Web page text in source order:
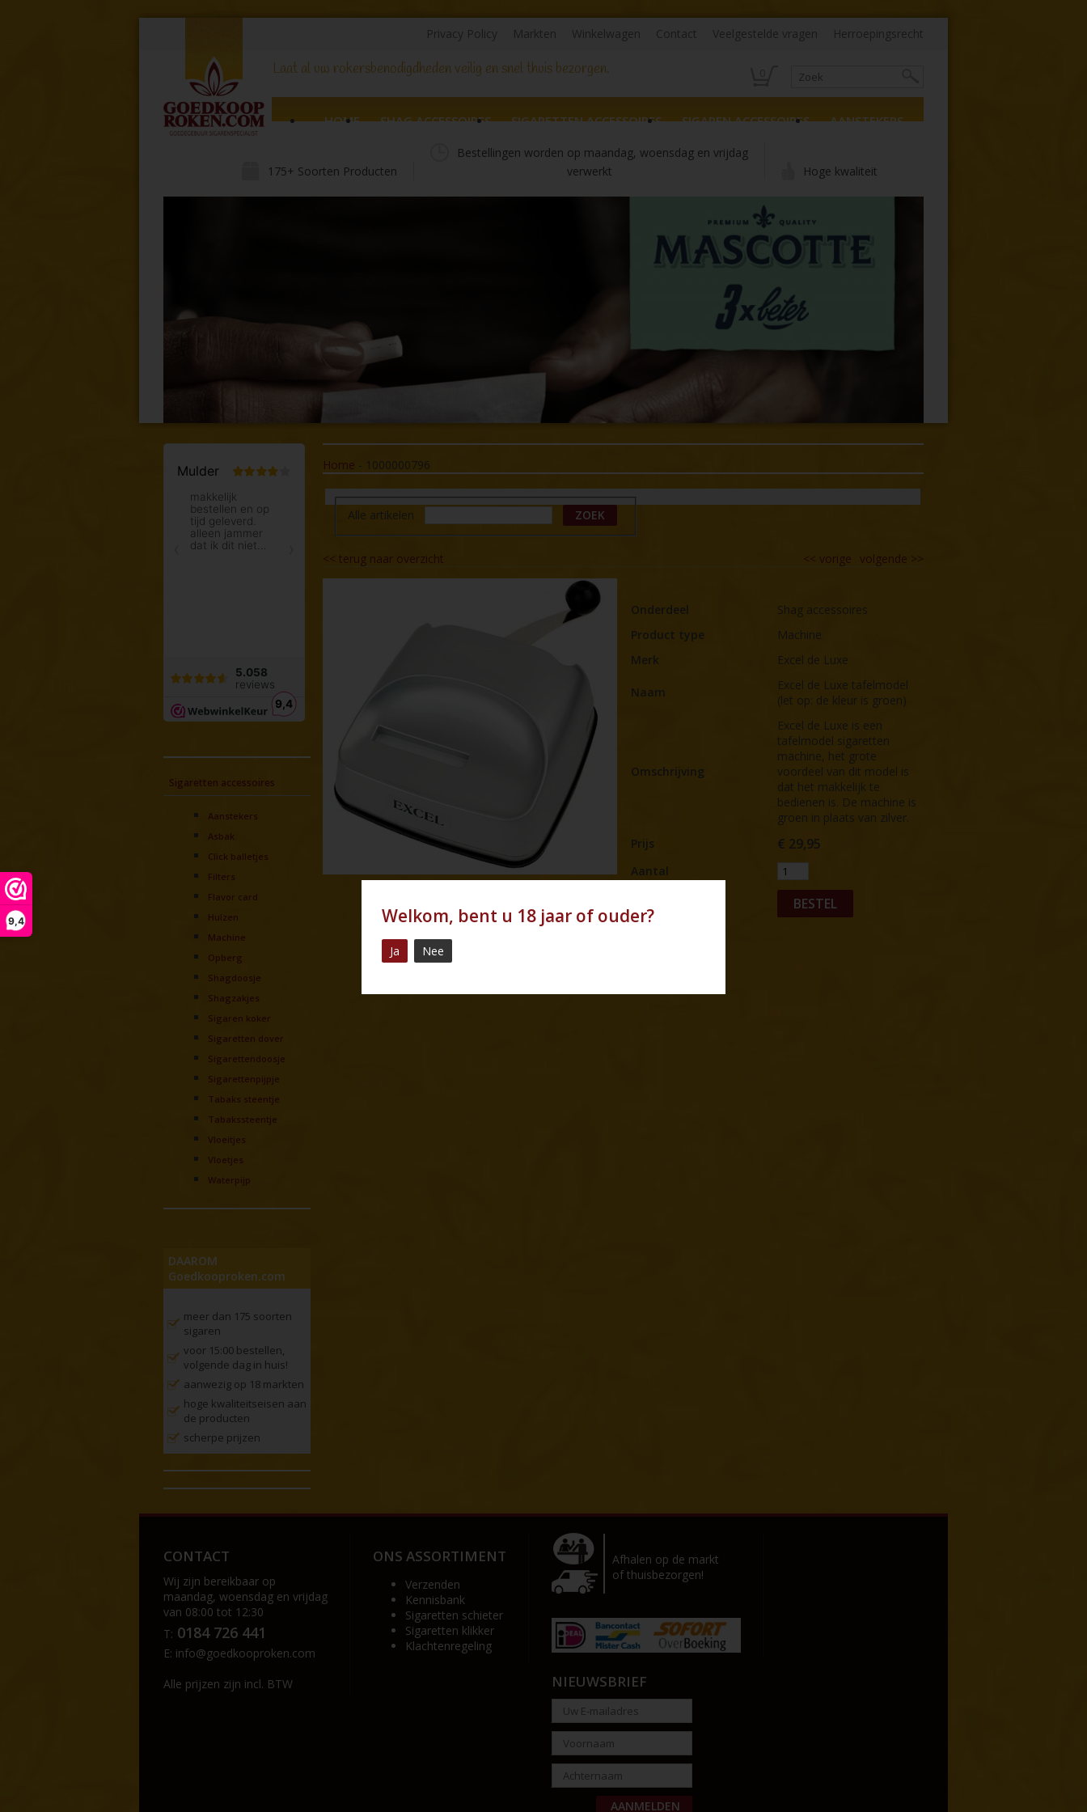
9,4
Privacy Policy Markten Winkelwagen Contact Veelgestelde vragen Herroepingsrecht
Laat al uw rokersbenodigdheden veilig en snel thuis bezorgen.
HOME SHAG ACCESSOIRES SIGARETTEN ACCESSOIRES SIGAREN ACCESSOIRES AANSTEKERS
175+ Soorten Producten
Bestellingen worden op maandag, woensdag en vrijdag
verwerkt
Hoge kwaliteit
Sigaretten accessoires
Aanstekers
Asbak
Click balletjes
Filters
Flavor card
Hulzen
Machine
Opberg
Shagdoosje
Shagzakjes
Sigaren koker
Sigaretten dover
Sigarettendoosje
Sigarettenpijpje
Tabaks steentje
Tabakssteentje
Vloeitjes
Vloetjes
Waterpijp
DAAROM
Goedkooproken.com
meer dan 175 soorten
sigaren
voor 15:00 bestellen,
volgende dag in huis!
aanwezig op 18 markten
hoge kwaliteitseisen aan
de producten
scherpe prijzen
Home - 1000000796
Alle artikelen ZOEK
<<terug naar overzicht volgende >>
<< vorige
Onderdeel
Shag accessoires
Product type
Machine
Merk
Excel de Luxe
Naam
Excel de Luxe tafelmodel
(let op: de kleur is groen)
Omschrijving
Excel de Luxe is een
tafelmodel sigaretten
machine, het grote
voordeel van dit model is
dat het makkelijk te
bedienen is. De machine is
groen in plaats van zilver.
Prijs
€ 29,95
Aantal
BESTEL
powered bymyShop.com
CONTACT
Wij zijn bereikbaar op
maandag, woensdag en vrijdag
van 08:00 tot 12:30
T: 0184 726 441
E: info@goedkooproken.com
Alle prijzen zijn incl. BTW
ONS ASSORTIMENT
Verzenden
Kennisbank
Sigaretten schieter
Sigaretten klikker
Klachtenregeling
Afhalen op de markt
of thuisbezorgen!
NIEUWSBRIEF
Welkom, bent u 18 jaar of ouder?
Ja Nee